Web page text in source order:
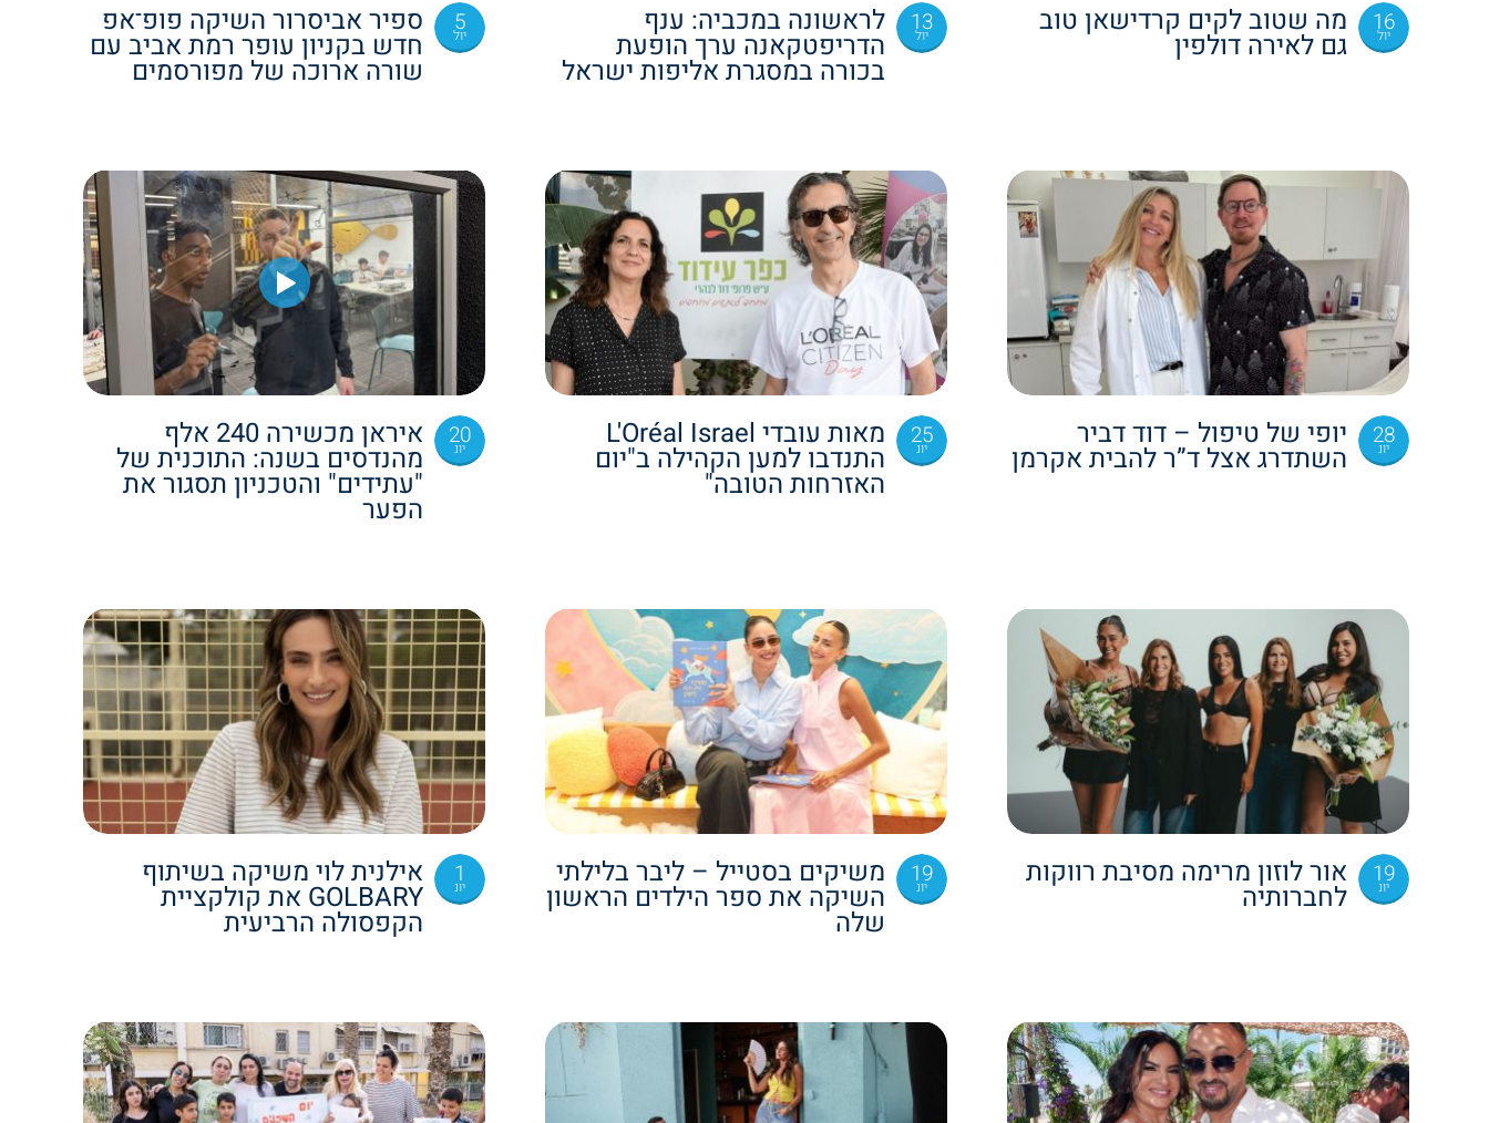
16
יול מה שטוב לקים קרדישאן טוב
גם לאירה דולפין
13
יול לראשונה במכביה: ענף
הדריפטקאנה ערך הופעת
בכורה במסגרת אליפות ישראל
5
יול ספיר אביסרור השיקה פופ־אפ
חדש בקניון עופר רמת אביב עם
שורה ארוכה של מפורסמים
28
יונ יופי של טיפול – דוד דביר
השתדרג אצל ד”ר להבית אקרמן
25
יונ מאות עובדי L'Oréal Israel
התנדבו למען הקהילה ב"יום
האזרחות הטובה"
20
יונ איראן מכשירה 240 אלף
מהנדסים בשנה: התוכנית של
"עתידים" והטכניון תסגור את
הפער
19
יונ אור לוזון מרימה מסיבת רווקות
לחברותיה
19
יונ משיקים בסטייל – ליבר בלילתי
השיקה את ספר הילדים הראשון
שלה
1
יונ אילנית לוי משיקה בשיתוף
GOLBARY את קולקציית
הקפסולה הרביעית